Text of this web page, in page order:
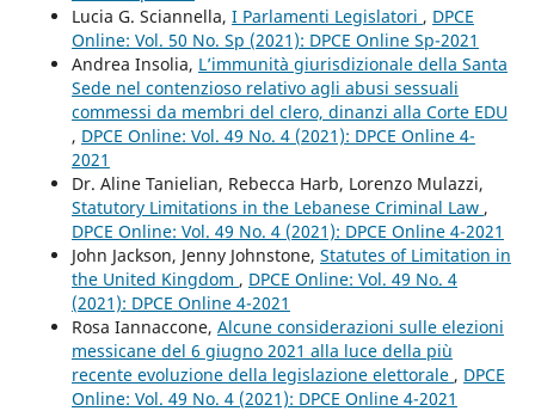
Lucia G. Sciannella, I Parlamenti Legislatori , DPCE
Online: Vol. 50 No. Sp (2021): DPCE Online Sp-2021
Andrea Insolia, L’immunità giurisdizionale della Santa
Sede nel contenzioso relativo agli abusi sessuali
commessi da membri del clero, dinanzi alla Corte EDU
, DPCE Online: Vol. 49 No. 4 (2021): DPCE Online 4-
2021
Dr. Aline Tanielian, Rebecca Harb, Lorenzo Mulazzi,
Statutory Limitations in the Lebanese Criminal Law ,
DPCE Online: Vol. 49 No. 4 (2021): DPCE Online 4-2021
John Jackson, Jenny Johnstone, Statutes of Limitation in
the United Kingdom , DPCE Online: Vol. 49 No. 4
(2021): DPCE Online 4-2021
Rosa Iannaccone, Alcune considerazioni sulle elezioni
messicane del 6 giugno 2021 alla luce della più
recente evoluzione della legislazione elettorale , DPCE
Online: Vol. 49 No. 4 (2021): DPCE Online 4-2021